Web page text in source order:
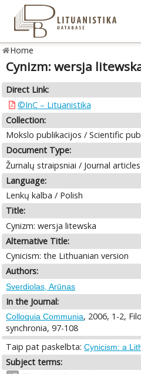
Home
Cynizm: wersja
Direct Link:
©InC – Lituanistika
Collection:
Mokslo publikacijos / Scientific
Document Type:
Žurnalų straipsniai / Journal articles
Language:
Lenkų kalba / Polish
Title:
Cynizm: wersja litewska
Alternative Title:
Cynicism: the Lithuanian version
Authors:
Sverdiolas, Arūnas
In the Journal:
Colloquia Communia, 2006, 1-2,
synchronia, 97-108
Taip pat paskelbta:Cynicism: a
Subject terms: